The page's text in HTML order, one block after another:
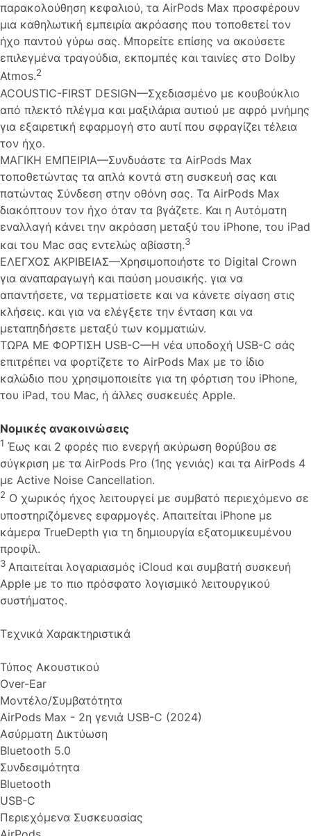
παρακολούθηση κεφαλιού, τα AirPods Max προσφέρουν
μια καθηλωτική εμπειρία ακρόασης που τοποθετεί τον
ήχο παντού γύρω σας. Μπορείτε επίσης να ακούσετε
επιλεγμένα τραγούδια, εκπομπές και ταινίες στο Dolby
Atmos.2
ACOUSTIC-FIRST DESIGN—Σχεδιασμένο με κουβούκλιο
από πλεκτό πλέγμα και μαξιλάρια αυτιού με αφρό μνήμης
για εξαιρετική εφαρμογή στο αυτί που σφραγίζει τέλεια
τον ήχο.
ΜΑΓΙΚΗ ΕΜΠΕΙΡΙΑ—Συνδυάστε τα AirPods Max
τοποθετώντας τα απλά κοντά στη συσκευή σας και
πατώντας Σύνδεση στην οθόνη σας. Τα AirPods Max
διακόπτουν τον ήχο όταν τα βγάζετε. Και η Αυτόματη
εναλλαγή κάνει την ακρόαση μεταξύ του iPhone, του iPad
και του Mac σας εντελώς αβίαστη.3
ΕΛΕΓΧΟΣ ΑΚΡΙΒΕΙΑΣ—Χρησιμοποιήστε το Digital Crown
για αναπαραγωγή και παύση μουσικής. για να
απαντήσετε, να τερματίσετε και να κάνετε σίγαση στις
κλήσεις. και για να ελέγξετε την ένταση και να
μεταπηδήσετε μεταξύ των κομματιών.
ΤΩΡΑ ΜΕ ΦΟΡΤΙΣΗ USB-C—Η νέα υποδοχή USB-C σάς
επιτρέπει να φορτίζετε το AirPods Max με το ίδιο
καλώδιο που χρησιμοποιείτε για τη φόρτιση του iPhone,
του iPad, του Mac, ή άλλες συσκευές Apple.
Νομικές ανακοινώσεις
1 Έως και 2 φορές πιο ενεργή ακύρωση θορύβου σε
σύγκριση με τα AirPods Pro (1ης γενιάς) και τα AirPods 4
με Active Noise Cancellation.
2 Ο χωρικός ήχος λειτουργεί με συμβατό περιεχόμενο σε
υποστηριζόμενες εφαρμογές. Απαιτείται iPhone με
κάμερα TrueDepth για τη δημιουργία εξατομικευμένου
προφίλ.
3 Απαιτείται λογαριασμός iCloud και συμβατή συσκευή
Apple με το πιο πρόσφατο λογισμικό λειτουργικού
συστήματος.
Τεχνικά Χαρακτηριστικά
Τύπος Ακουστικού
Over-Ear
Μοντέλο/Συμβατότητα
AirPods Max - 2η γενιά USB-C (2024)
Ασύρματη Δικτύωση
Bluetooth 5.0
Συνδεσιμότητα
Bluetooth
USB-C
Περιεχόμενα Συσκευασίας